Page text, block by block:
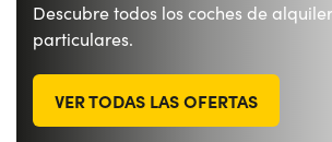
Descubre todos los coches de
particulares.
VER TODAS LAS OFERTAS